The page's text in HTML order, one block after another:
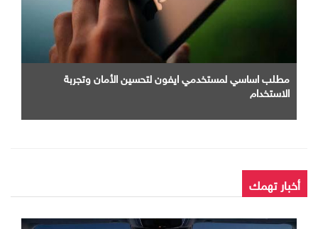
مطلب اساسي لمستخدمي ايفون لتحسين الأمان وتجربة
الاستخدام
أخبار تهمك